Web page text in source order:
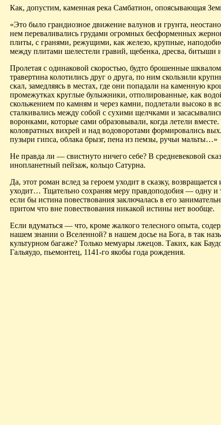
Как, допустим, каменная река Самбатион, опоясывающая
«Это было грандиозное движение валунов и грунта,
нем переваливались грудами огромных бесформенных
плиты, с гранями, режущими, как железо, крупные,
между плитами шелестели гравий, щебенка, дресва, битыши
Пролетая с одинаковой скоростью, будто брошенные
травертина колотились друг о друга, по ним скользили
скал, замедляясь в местах, где они попадали на каменную
промежутках круглые булыжники, отполированные, как
скольжением по камням и через камни, подлетали высоко в
сталкивались между собой с сухими щелчками и
воронками, которые сами образовывали, когда летели
коловратных вихрей и над водоворотами формировались
пузыри гипса, облака брызг, пена из пемзы, ручьи мальты…»
Не правда ли — свистнуто ничего себе? В средневековой
инопланетный пейзаж, кольцо Сатурна.
Да, этот роман вслед за героем уходит в сказку, возвращается
уходит… Тщательно сохраняя меру правдоподобия — одну и
если бы истина повествования заключалась в его
притом что вне повествования никакой истины нет вообще.
Если вдуматься — что, кроме жалкого телесного опыта,
нашем знании о Вселенной? в нашем досье на Бога, в так
культурном багаже? Только мемуары лжецов. Таких, как
Гальяудо, пьемонтец, 1141-го якобы года рождения.